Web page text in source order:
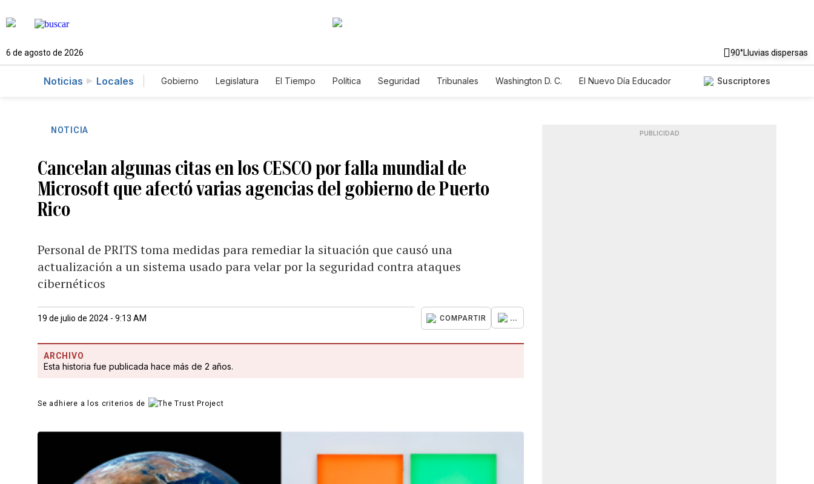
6 de agosto de 2026 90°Lluvias dispersas
Noticias Locales Gobierno Legislatura El Tiempo Política Seguridad Tribunales Washington D. C.
El Nuevo Día Educador
Suscriptores
NOTICIA
Cancelan algunas citas en los CESCO por falla mundial de
Microsoft que afectó varias agencias del gobierno de Puerto
Rico
Personal de PRITS toma medidas para remediar la situación que causó una
actualización a un sistema usado para velar por la seguridad contra ataques
cibernéticos
19 de julio de 2024 - 9:13 AM COMPARTIR ...
ARCHIVO
Esta historia fue publicada hace más de 2 años.
Se adhiere a los criterios de
PUBLICIDAD